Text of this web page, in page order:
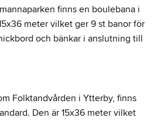
finns en boulebana i
meter vilket ger 9 st banor för
och bänkar i anslutning till
Folktandvården i Ytterby, finns
Den är 15x36 meter vilket